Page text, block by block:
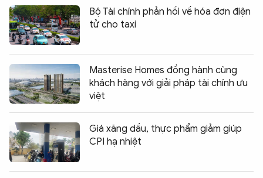
Bộ Tài chính phản hồi về hóa đơn điện
tử cho taxi
Masterise Homes đồng hành cùng
khách hàng với giải pháp tài chính ưu
việt
Giá xăng dầu, thực phẩm giảm giúp
CPI hạ nhiệt